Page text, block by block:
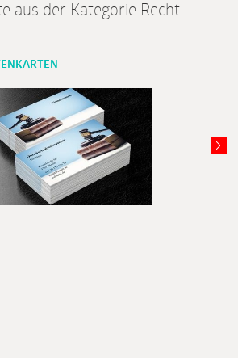
aus der Kategorie Recht